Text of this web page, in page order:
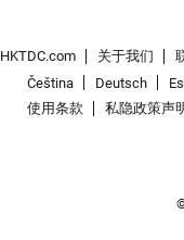
HKTDC.com 关于我们
Čeština
Deutsch
使用条款
私隐政策声